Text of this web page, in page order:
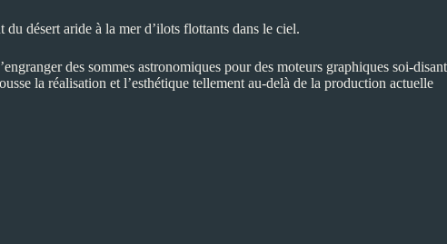
désert aride à la mer d’ilots flottants dans le ciel.
des sommes astronomiques pour des moteurs graphiques soi-disant
la réalisation et l’esthétique tellement au-delà de la production actuelle